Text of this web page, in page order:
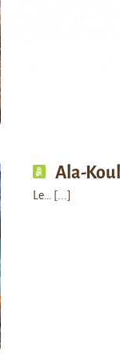
Ala-
Le… [...]